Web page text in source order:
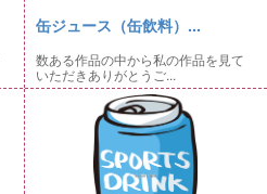
缶ジュース（缶飲料）...
数ある作品の中から私の作品を見て
いただきありがとうご...